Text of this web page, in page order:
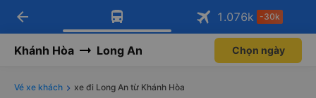
Tải app Vexere ngay!
Nhận ưu đãi thành viên độc
Mở app
Tải app Vexere
-30k/ghế khi đặt vé máy bay qua
Mở app
arrow_back 1.076k -30k
Khánh Hòa Long An Chọn ngày
Vé xe khách xe đi Long An từ Khánh Hòa